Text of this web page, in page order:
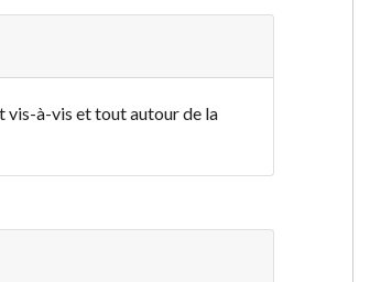
vis-à-vis et tout autour de la